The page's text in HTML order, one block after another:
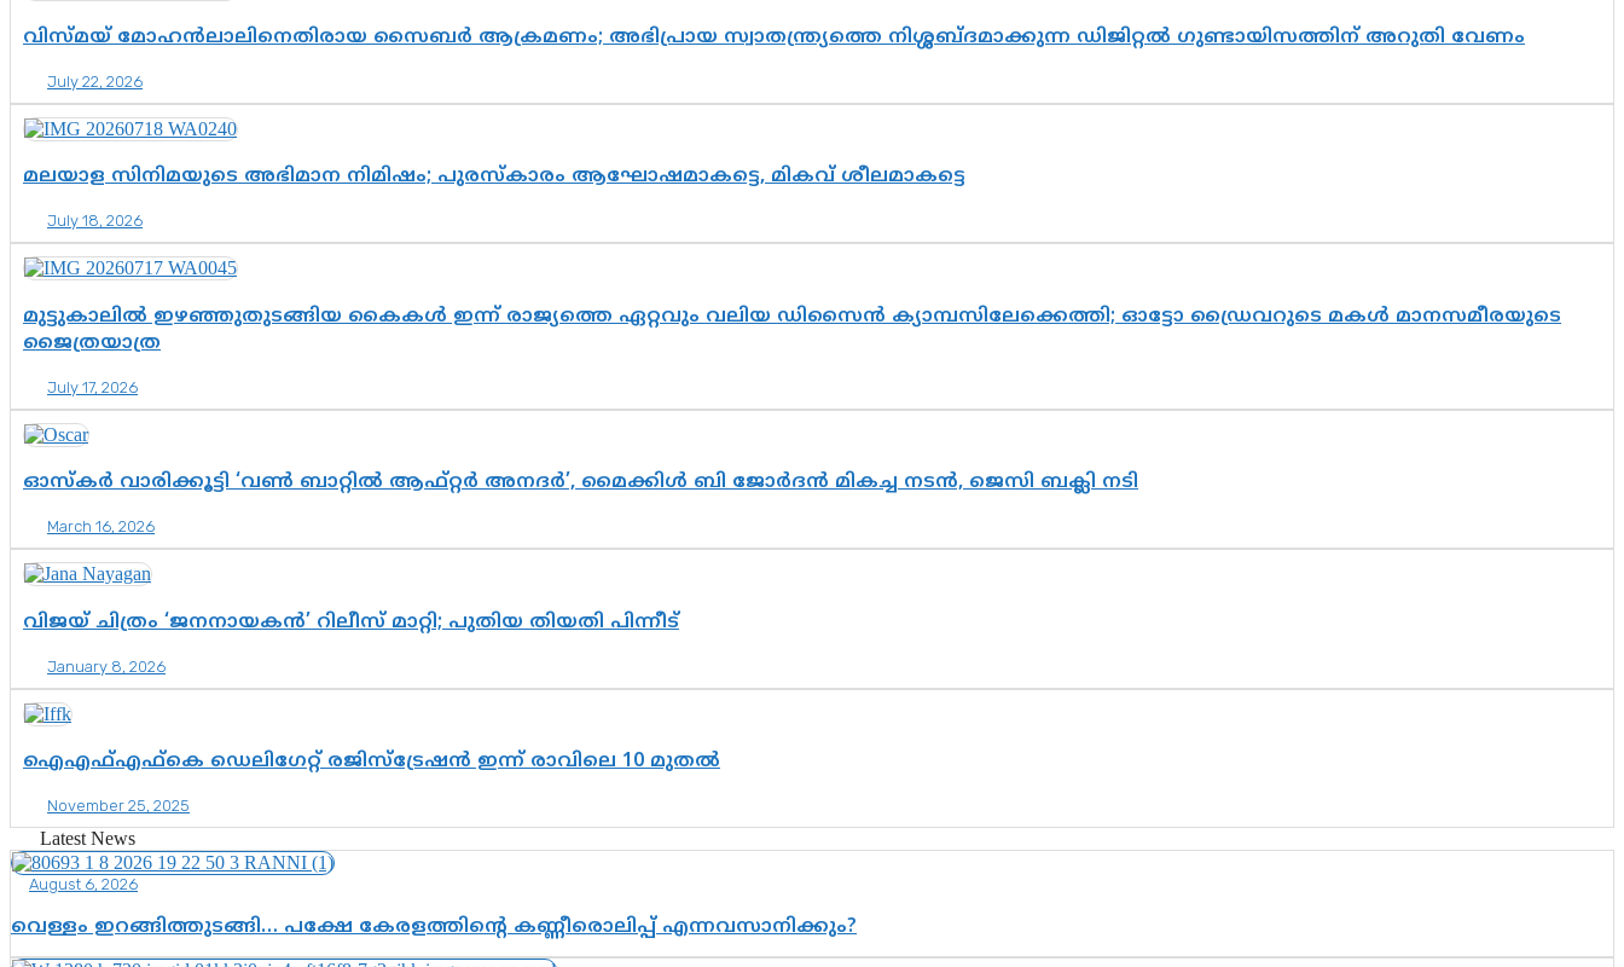
വിസ്മയ് മോഹൻലാലിനെതിരായ സൈബർ ആക്രമണം; അഭിപ്രായ സ്വാതന്ത്ര്യത്തെ നിശ്ശബ്ദമാക്കുന്ന ഡിജിറ്റൽ ഗുണ്ടായിസത്തിന് അറുതി വേണം
July 22, 2026
മലയാള സിനിമയുടെ അഭിമാന നിമിഷം; പുരസ്‌കാരം ആഘോഷമാകട്ടെ, മികവ് ശീലമാകട്ടെ
July 18, 2026
മുട്ടുകാലിൽ ഇഴഞ്ഞുതുടങ്ങിയ കൈകൾ ഇന്ന് രാജ്യത്തെ ഏറ്റവും വലിയ ഡിസൈൻ ക്യാമ്പസിലേക്കെത്തി; ഓട്ടോ ഡ്രൈവറുടെ മകൾ മാനസമീരയുടെ
ജൈത്രയാത്ര
July 17, 2026
ഓസ്‌കര്‍ വാരിക്കൂട്ടി ‘വണ്‍ ബാറ്റില്‍ ആഫ്റ്റര്‍ അനദര്‍’, മൈക്കിള്‍ ബി ജോര്‍ദന്‍ മികച്ച നടന്‍, ജെസി ബക്ലി നടി
March 16, 2026
വിജയ് ചിത്രം ‘ജനനായകന്‍’ റിലീസ് മാറ്റി; പുതിയ തിയതി പിന്നീട്
January 8, 2026
ഐഎഫ്എഫ്കെ ഡെലി​ഗേറ്റ് രജിസ്ട്രേഷൻ ഇന്ന് രാവിലെ 10 മുതൽ
November 25, 2025
Latest News
August 6, 2026
വെള്ളം ഇറങ്ങിത്തുടങ്ങി… പക്ഷേ കേരളത്തിന്റെ കണ്ണീരൊലിപ്പ് എന്നവസാനിക്കും?